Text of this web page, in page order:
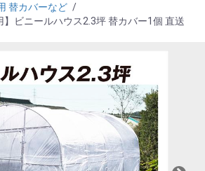
替カバーなど /
】ビニールハウス2.3坪 替カバー1個 直送